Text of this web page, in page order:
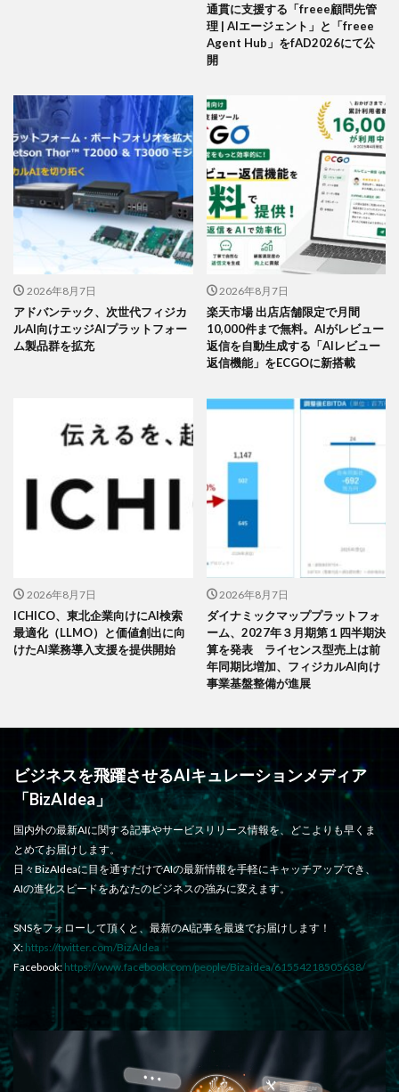
通貫に支援する「freee顧問先管
理 | AIエージェント」と「freee
Agent Hub」をfAD2026にて公
開
2026年8月7日
アドバンテック、次世代フィジカ
ルAI向けエッジAIプラットフォー
ム製品群を拡充
2026年8月7日
楽天市場 出店店舗限定で月間
10,000件まで無料。AIがレビュー
返信を自動生成する「AIレビュー
返信機能」をECGOに新搭載
2026年8月7日
ICHICO、東北企業向けにAI検索
最適化（LLMO）と価値創出に向
けたAI業務導入支援を提供開始
2026年8月7日
ダイナミックマッププラットフォ
ーム、2027年３月期第１四半期決
算を発表 ライセンス型売上は前
年同期比増加、フィジカルAI向け
事業基盤整備が進展
ビジネスを飛躍させるAIキュレーションメディア
「BizAIdea」
国内外の最新AIに関する記事やサービスリリース情報を、どこよりも早くま
とめてお届けします。
日々BizAIdeaに目を通すだけでAIの最新情報を手軽にキャッチアップでき、
AIの進化スピードをあなたのビジネスの強みに変えます。
SNSをフォローして頂くと、最新のAI記事を最速でお届けします！
X: https://twitter.com/BizAIdea
Facebook: https://www.facebook.com/people/Bizaidea/61554218505638/